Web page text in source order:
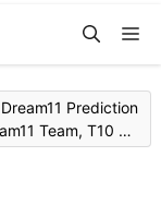
Prediction
Team, T10